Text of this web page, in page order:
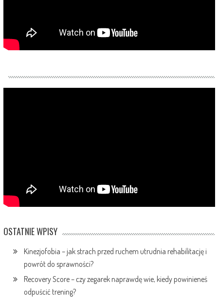
OSTATNIE WPISY
Kinezjofobia – jak strach przed ruchem utrudnia rehabilitację i
powrót do sprawności?
Recovery Score – czy zegarek naprawdę wie, kiedy powinieneś
odpuścić trening?